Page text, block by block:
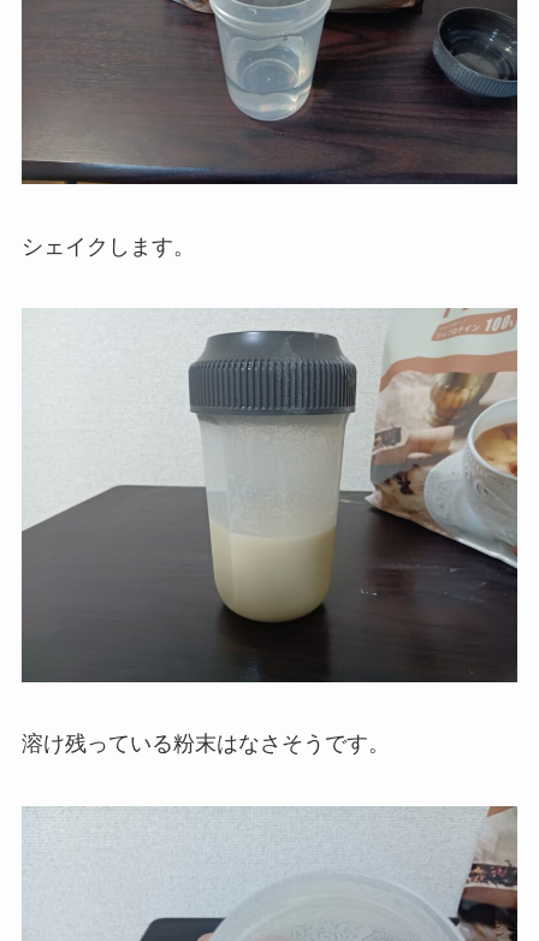
シェイクします。
溶け残っている粉末はなさそうです。